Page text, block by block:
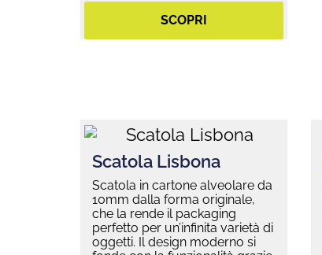
SCOPRI
Scatola Lisbona
Scatola in cartone alveolare da
10mm dalla forma originale,
che la rende il packaging
perfetto per un’infinita varietà di
oggetti. Il design moderno si